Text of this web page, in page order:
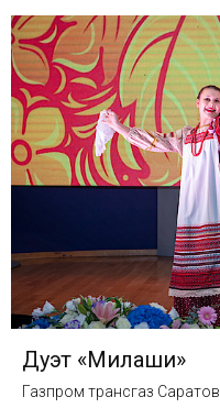
Дуэт «Милаши»
Газпром трансгаз Саратов